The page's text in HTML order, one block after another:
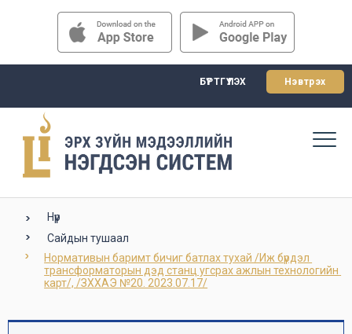
БҮРТГҮҮЛЭХ Нэвтрэх
Нүүр
Сайдын тушаал
Нормативын баримт бичиг батлах тухай /Иж бүрдэл
трансформаторын дэд станц угсрах ажлын технологийн
карт/, /ЗХХАЭ №20. 2023.07.17/